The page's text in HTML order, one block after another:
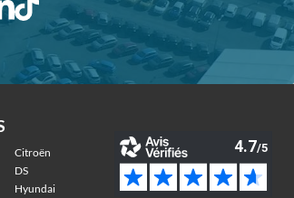
Citroën
DS
Hyundai